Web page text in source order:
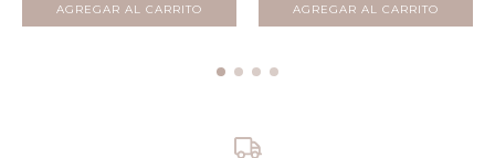
AGREGAR AL CARRITO AGREGAR AL CARRITO